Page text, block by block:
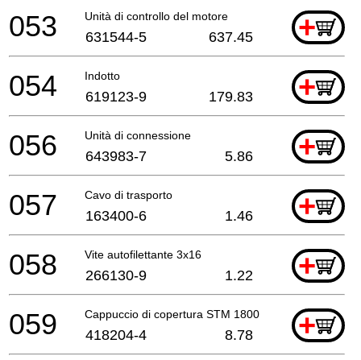
Unità di controllo del motore +
053 631544-5 637.45
Indotto +
054 619123-9 179.83
Unità di connessione +
056 643983-7 5.86
Cavo di trasporto +
057 163400-6 1.46
Vite autofilettante 3x16 +
058 266130-9 1.22
Cappuccio di copertura STM 1800 +
059 418204-4 8.78